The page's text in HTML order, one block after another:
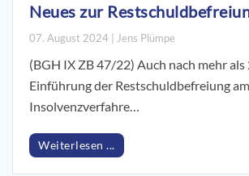
Neues zur
07. August 2024 | Jens Plümpe
(BGH IX ZB 47/22) Auch nach mehr als
Einführung der Restschuldbefreiung
Insolvenzverfahre…
Weiterlesen ...